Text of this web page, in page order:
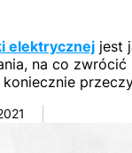
elektrycznej jest
na co